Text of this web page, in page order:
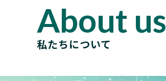
About us
私たちについて